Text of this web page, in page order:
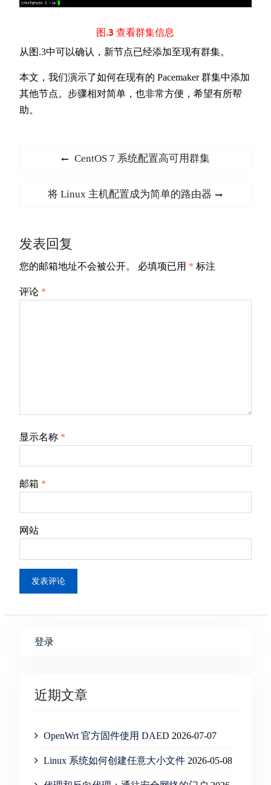
图.3 查看群集信息
从图.3中可以确认，新节点已经添加至现有群集。
本文，我们演示了如何在现有的 Pacemaker 群集中添加
其他节点。步骤相对简单，也非常方便，希望有所帮
助。
Previous
CentOS 7 系统配置高可用群集
Next
将 Linux 主机配置成为简单的路由器
发表回复
您的邮箱地址不会被公开。 必填项已用 * 标注
评论 *
显示名称 *
邮箱 *
网站
登录
近期文章
OpenWrt 官方固件使用 DAED 2026-07-07
Linux 系统如何创建任意大小文件 2026-05-08